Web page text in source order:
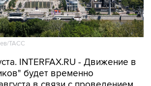
ТАСС
INTERFAX.RU - Движение в
будет временно